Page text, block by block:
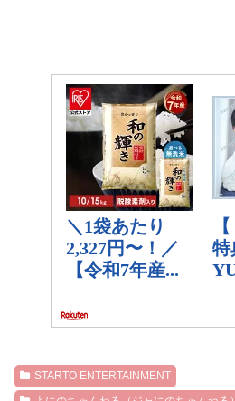
STARTO ENTERTAINMENT